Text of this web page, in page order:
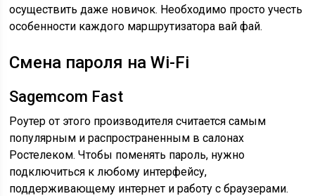
осуществить даже новичок. Необходимо просто учесть
особенности каждого маршрутизатора вай фай.
Смена пароля на Wi-Fi
Sagemcom Fast
Роутер от этого производителя считается самым
популярным и распространенным в салонах
Ростелеком. Чтобы поменять пароль, нужно
подключиться к любому интерфейсу,
поддерживающему интернет и работу с браузерами.